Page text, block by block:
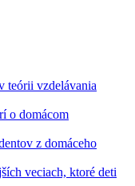
teórii vzdelávania
o domácom
z domáceho
veciach, ktoré deti